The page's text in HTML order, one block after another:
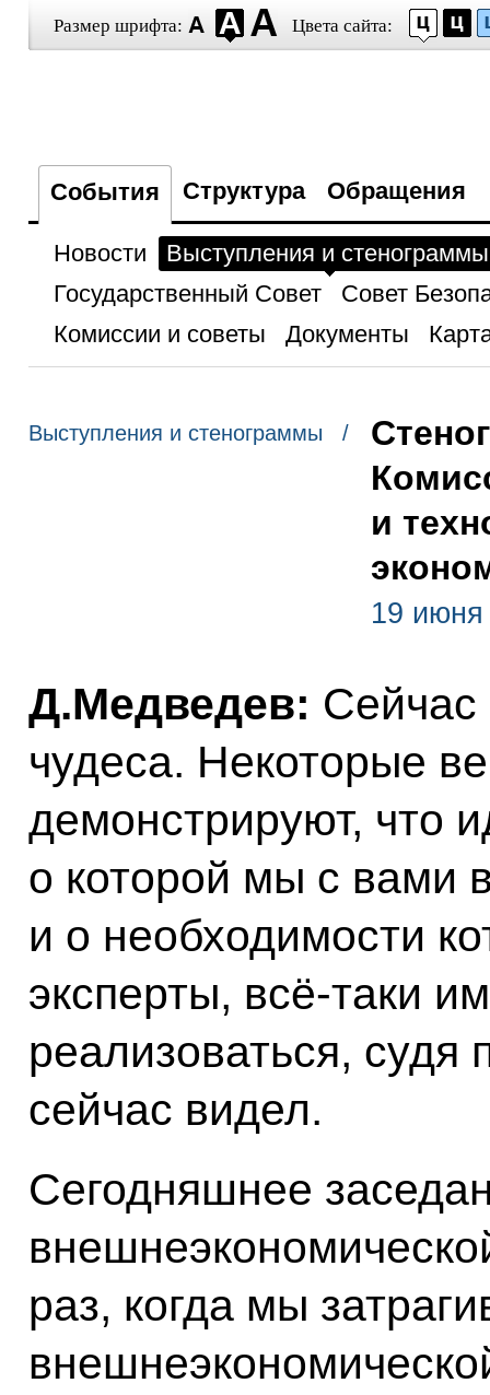
Размер шрифта: Цвета сайта:
События Структура Обращения
Новости
Выступления и стенограммы
Государственный Совет
Совет
Комиссии и советы
Документы
Выступления и стенограммы /
и
19 июня
Д.Медведев: Сейчас
чудеса. Некоторые
демонстрируют, что
о которой мы с вами
и о необходимости
эксперты, всё‑таки
реализоваться, судя
сейчас видел.
Сегодняшнее
раз, когда мы